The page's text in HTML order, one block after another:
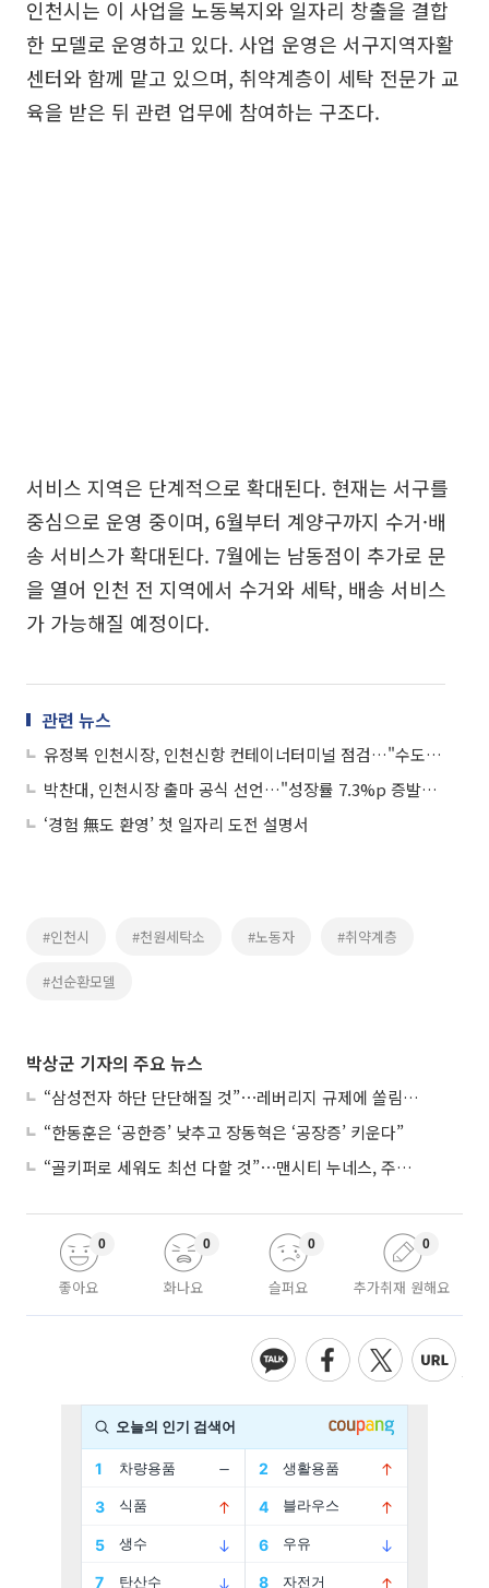
인천시는 이 사업을 노동복지와 일자리 창출을 결합
한 모델로 운영하고 있다. 사업 운영은 서구지역자활
센터와 함께 맡고 있으며, 취약계층이 세탁 전문가 교
육을 받은 뒤 관련 업무에 참여하는 구조다.
서비스 지역은 단계적으로 확대된다. 현재는 서구를
중심으로 운영 중이며, 6월부터 계양구까지 수거·배
송 서비스가 확대된다. 7월에는 남동점이 추가로 문
을 열어 인천 전 지역에서 수거와 세탁, 배송 서비스
가 가능해질 예정이다.
관련 뉴스
유정복 인천시장, 인천신항 컨테이너터미널 점검…"수도권 물류 관문 경쟁력 강화"
박찬대, 인천시장 출마 공식 선언…"성장률 7.3%p 증발한 무능 시정 심판"
‘경험 無도 환영’ 첫 일자리 도전 설명서
#인천시 #천원세탁소 #노동자 #취약계층
#선순환모델
박상군 기자의 주요 뉴스
“삼성전자 하단 단단해질 것”⋯레버리지 규제에 쏠림 완화
“한동훈은 ‘공한증’ 낮추고 장동혁은 ‘공장증’ 키운다”
“골키퍼로 세워도 최선 다할 것”⋯맨시티 누네스, 주전 경쟁 각오
좋아요
0
화나요
0
슬퍼요
0
추가취재 원해요
0